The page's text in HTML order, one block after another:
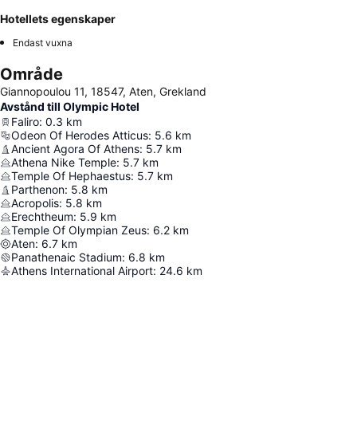
Hotellets egenskaper
Endast vuxna
Område
Giannopoulou 11, 18547, Aten, Grekland
Avstånd till Olympic Hotel
Faliro: 0.3 km
Odeon Of Herodes Atticus: 5.6 km
Ancient Agora Of Athens: 5.7 km
Athena Nike Temple: 5.7 km
Temple Of Hephaestus: 5.7 km
Parthenon: 5.8 km
Acropolis: 5.8 km
Erechtheum: 5.9 km
Temple Of Olympian Zeus: 6.2 km
Aten: 6.7 km
Panathenaic Stadium: 6.8 km
Athens International Airport: 24.6 km